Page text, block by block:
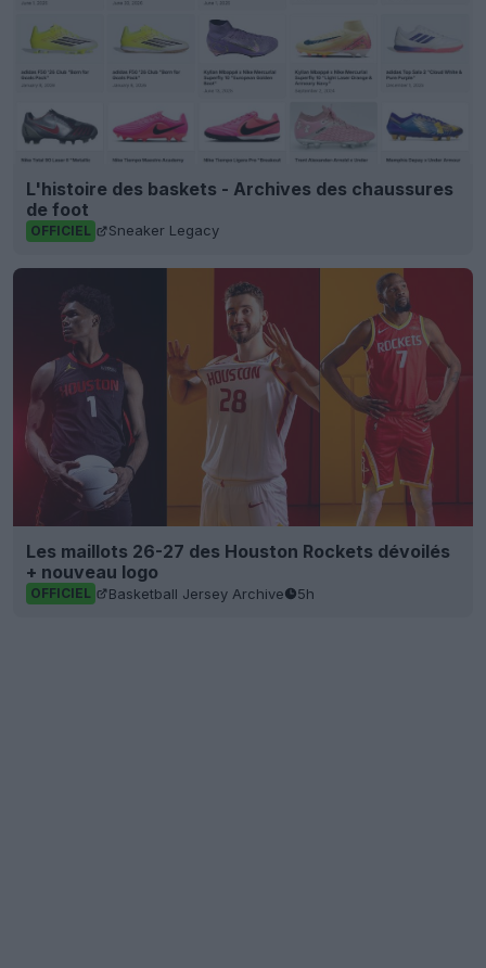
L'histoire des baskets - Archives des chaussures
de foot
OFFICIEL Sneaker Legacy
Les maillots 26-27 des Houston Rockets dévoilés
+ nouveau logo
OFFICIEL Basketball Jersey Archive 5h